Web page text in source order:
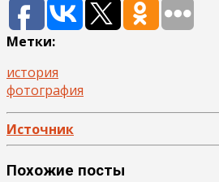
Метки:
история
фотография
Источник
Похожие посты